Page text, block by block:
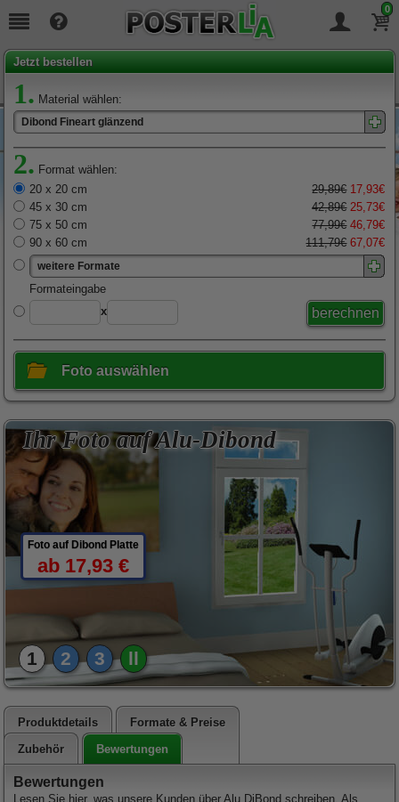
0
Seit19Jahren täglich für Sie da!
Jetzt bestellen
1. Material wählen:
Dibond Fineart glänzend
2. Format wählen:
20 x 20 cm
29,89€ 17,93€
45 x 30 cm
42,89€ 25,73€
75 x 50 cm
77,99€ 46,79€
90 x 60 cm
111,79€ 67,07€
weitere Formate
x
Foto auswählen
Ihr Foto auf Alu-Dibond
Foto auf Dibond Platte
ab 17,93 €
1 2 3 ll
Produktdetails Formate & Preise
Bewertungen
Lesen Sie hier, was unsere Kunden über Alu DiBond schreiben. Als